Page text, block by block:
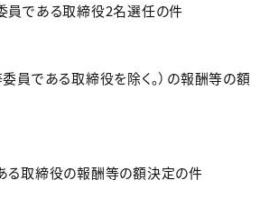
員である取締役2名選任の件
員である取締役を除く。）の報酬等の額
る取締役の報酬等の額決定の件